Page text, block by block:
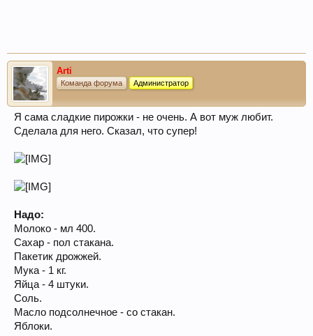
Arti
Команда форума Администратор
Я сама сладкие пирожки - не очень. А вот муж любит.
Сделала для него. Сказал, что супер!
Надо:
Молоко - мл 400.
Сахар - пол стакана.
Пакетик дрожжей.
Мука - 1 кг.
Яйца - 4 штуки.
Соль.
Масло подсолнечное - со стакан.
Яблоки.